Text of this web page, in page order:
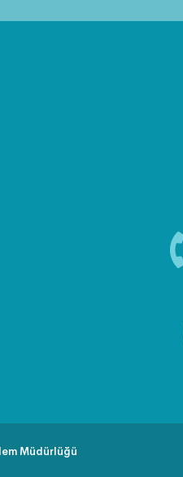
Müdürlüğü